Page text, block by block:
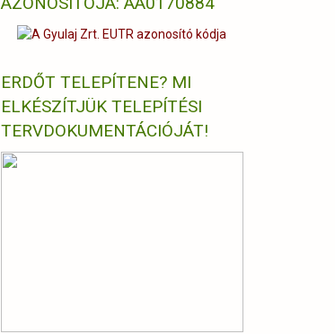
ERDŐT TELEPÍTENE? MI
ELKÉSZÍTJÜK TELEPÍTÉSI
TERVDOKUMENTÁCIÓJÁT!